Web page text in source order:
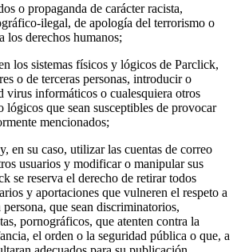
o propaganda de carácter racista,
ilegal, de apología del terrorismo o
los derechos humanos;
los sistemas físicos y lógicos de Parclick,
o de terceras personas, introducir o
virus informáticos o cualesquiera otros
lógicos que sean susceptibles de provocar
mencionados;
en su caso, utilizar las cuentas de correo
usuarios y modificar o manipular sus
se reserva el derecho de retirar todos
y aportaciones que vulneren el respeto a
que sean discriminatorios,
pornográficos, que atenten contra la
el orden o la seguridad pública o que, a